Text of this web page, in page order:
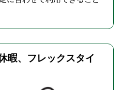
暇、フレックスタイ